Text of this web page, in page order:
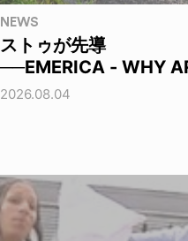
NEWS
ストゥが先導
──EMERICA - WHY
2026.08.04